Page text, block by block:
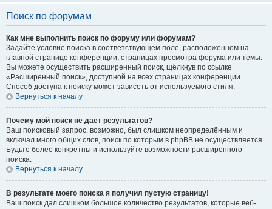
Поиск по форумам
Как мне выполнить поиск по форуму или форумам?
Задайте условие поиска в соответствующем поле, расположенном на
главной странице конференции, страницах просмотра форума или темы.
Вы можете осуществить расширенный поиск, щёлкнув по ссылке
«Расширенный поиск», доступной на всех страницах конференции.
Способ доступа к поиску может зависеть от используемого стиля.
Вернуться к началу
Почему мой поиск не даёт результатов?
Ваш поисковый запрос, возможно, был слишком неопределённым и
включал много общих слов, поиск по которым в phpBB не осуществляется.
Будьте более конкретны и используйте возможности расширенного
поиска.
Вернуться к началу
В результате моего поиска я получил пустую страницу!
Ваш поиск дал слишком большое количество результатов, которые веб-